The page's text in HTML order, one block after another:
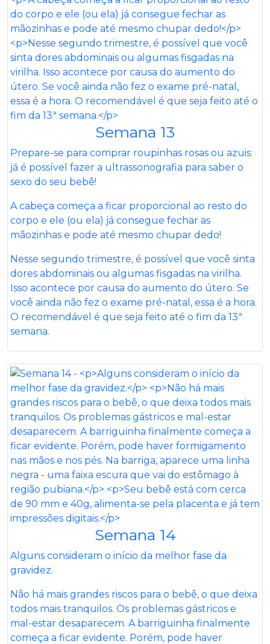
Semana 13
Prepare-se para comprar roupinhas rosas ou azuis:
já é possível fazer a ultrassonografia para saber o
sexo do seu bebê!
A cabeça começa a ficar proporcional ao resto do
corpo e ele (ou ela) já consegue fechar as
mãozinhas e pode até mesmo chupar dedo!
Nesse segundo trimestre, é possível que você sinta
dores abdominais ou algumas fisgadas na virilha.
Isso acontece por causa do aumento do útero. Se
você ainda não fez o exame pré-natal, essa é a hora.
O recomendável é que seja feito até o fim da 13ª
semana.
Semana 14
Alguns consideram o início da melhor fase da
gravidez.
Não há mais grandes riscos para o bebê, o que deixa
todos mais tranquilos. Os problemas gástricos e
mal-estar desaparecem. A barriguinha finalmente
começa a ficar evidente. Porém, pode haver